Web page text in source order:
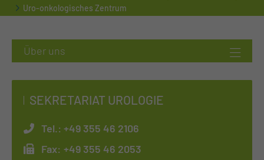
Uro-onkologisches Zentrum
SEKRETARIAT UROLOGIE
Tel.: +49 355 46 2106
Fax: +49 355 46 2053